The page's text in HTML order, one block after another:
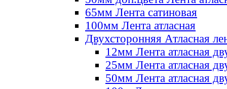
65мм Лента сатиновая
100мм Лента атласная
Двухсторонняя Атласная
12мм Лента атласная
25мм Лента атласная
50мм Лента атласная